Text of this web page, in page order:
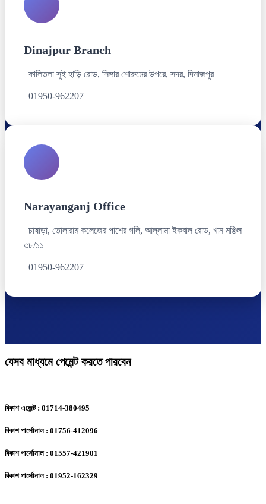
Dinajpur Branch
কালিতলা সুই হাড়ি রোড, সিঙ্গার শোরুমের উপরে, সদর, দিনাজপুর
01950-962207
Narayanganj Office
চাষাড়া, তোলারাম কলেজের পাশের গলি, আল্লামা ইকবাল রোড, খান মঞ্জিল
৩৮/১১
01950-962207
যেসব মাধ্যমে পেমেন্ট করতে পারবেন
বিকাশ এজেন্ট : 01714-380495
বিকাশ পার্সোনাল : 01756-412096
বিকাশ পার্সোনাল : 01557-421901
বিকাশ পার্সোনাল : 01952-162329